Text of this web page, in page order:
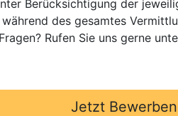
Berücksichtigung der
des gesamtes
Rufen Sie uns gerne
Jetzt Bewerben